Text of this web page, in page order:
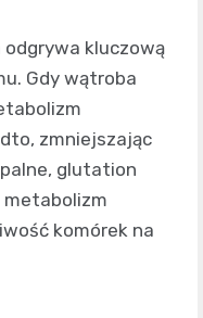
kluczową
Gdy wątroba
zmniejszając
glutation
metabolizm
komórek na